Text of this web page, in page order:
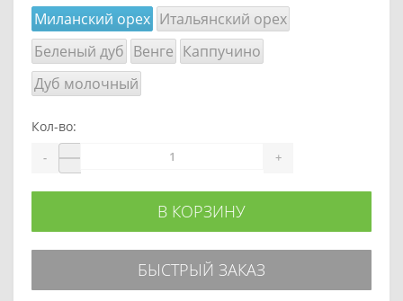
Миланский орех Итальянский орех
Беленый дуб Венге Каппучино
Дуб молочный
Кол-во:
- +
В КОРЗИНУ
БЫСТРЫЙ ЗАКАЗ